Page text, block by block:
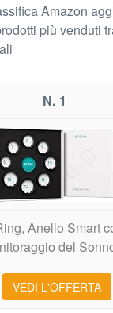
Amazon
più venduti
1
Anello Smart
del
VEDI L'OFFERTA